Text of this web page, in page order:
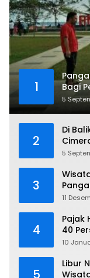
1
Bagi
5
2
Di
5
3
11
4
Pajak
40
10
5
Libur